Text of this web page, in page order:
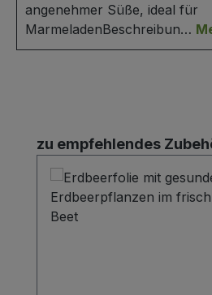
angenehmer Süße, ideal für
MarmeladenBeschreibun…
Produktgalerie überspringen
zu empfehlendes